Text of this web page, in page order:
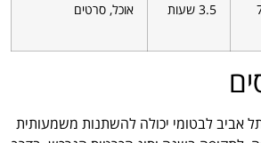
3.5 שעות אוכל, סרטים
אביב לבטומי יכולה להשתנות משמעותית